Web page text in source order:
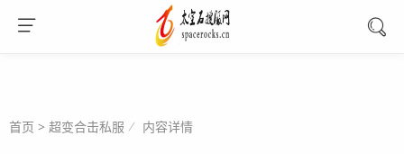
首页 > 超变合击私服 内容详情